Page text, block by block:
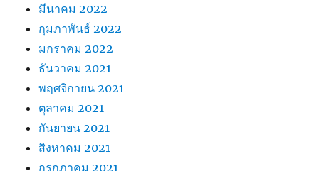
มีนาคม 2022
กุมภาพันธ์ 2022
มกราคม 2022
ธันวาคม 2021
พฤศจิกายน 2021
ตุลาคม 2021
กันยายน 2021
สิงหาคม 2021
กรกฎาคม 2021